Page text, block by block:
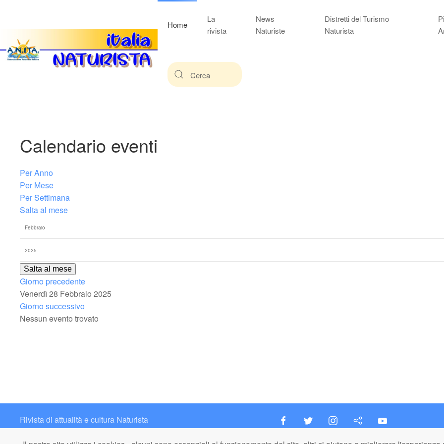
Home
La
rivista
News
Naturiste
Distretti del Turismo
Naturista
Calendario eventi
Per Anno
Per Mese
Per Settimana
Salta al mese
Salta al mese
Giorno precedente
Venerdì 28 Febbraio 2025
Giorno successivo
Nessun evento trovato
Rivista di attualità e cultura Naturista
Contatto: redazione@italianaturista.it